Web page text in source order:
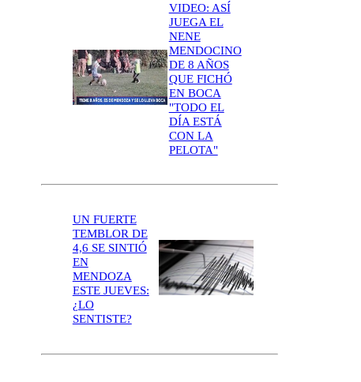
VIDEO: ASÍ
JUEGA EL
NENE
MENDOCINO
DE 8 AÑOS
QUE FICHÓ
EN BOCA
"TODO EL
DÍA ESTÁ
CON LA
PELOTA"
UN FUERTE
TEMBLOR DE
4,6 SE SINTIÓ
EN
MENDOZA
ESTE JUEVES:
¿LO
SENTISTE?